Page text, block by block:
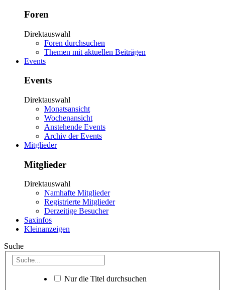
Foren
Direktauswahl
Foren durchsuchen
Themen mit aktuellen Beiträgen
Events
Events
Direktauswahl
Monatsansicht
Wochenansicht
Anstehende Events
Archiv der Events
Mitglieder
Mitglieder
Direktauswahl
Namhafte Mitglieder
Registrierte Mitglieder
Derzeitige Besucher
Saxinfos
Kleinanzeigen
Suche
Nur die Titel durchsuchen